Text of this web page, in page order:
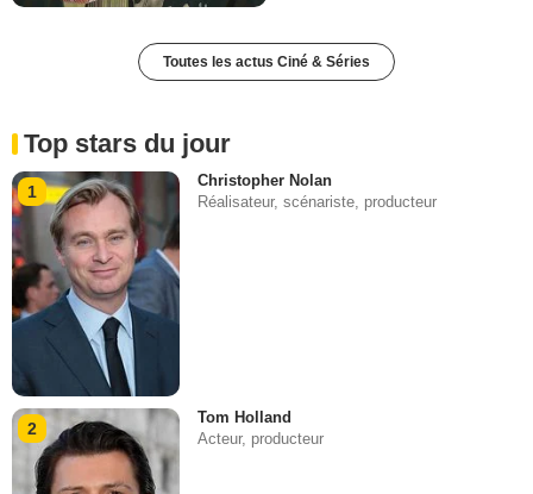
Toutes les actus Ciné & Séries
Top stars du jour
1
Christopher Nolan
Réalisateur, scénariste, producteur
2
Tom Holland
Acteur, producteur